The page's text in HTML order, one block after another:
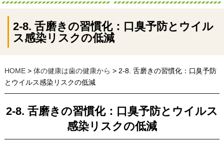
2-8. 舌磨きの習慣化：口臭予防とウイル
ス感染リスクの低減
HOME> 体の健康は歯の健康から > 2-8. 舌磨きの習慣化：口臭予防
とウイルス感染リスクの低減
2-8. 舌磨きの習慣化：口臭予防とウイルス
感染リスクの低減